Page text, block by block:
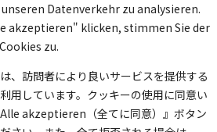
Datenverkehr zu analysieren.
akzeptieren" klicken, stimmen Sie der
zu.
、訪問者により良いサービスを提供する
用しています。クッキーの使用に同意い
akzeptieren（全てに同意）』ボタン
地区